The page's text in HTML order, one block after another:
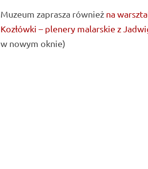
Muzeum zaprasza również na
Kozłówki – plenery malarskie z
w nowym oknie)